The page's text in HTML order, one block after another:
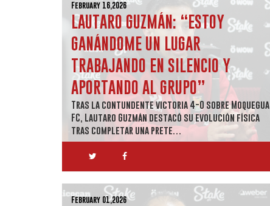
February 16,2026
LAUTARO GUZMÁN: “ESTOY
GANÁNDOME UN LUGAR
TRABAJANDO EN SILENCIO Y
APORTANDO AL GRUPO”
Tras la contundente victoria 4-0 sobre Moquegua
FC, Lautaro Guzmán destacó su evolución física
tras completar una prete…
February 01,2026